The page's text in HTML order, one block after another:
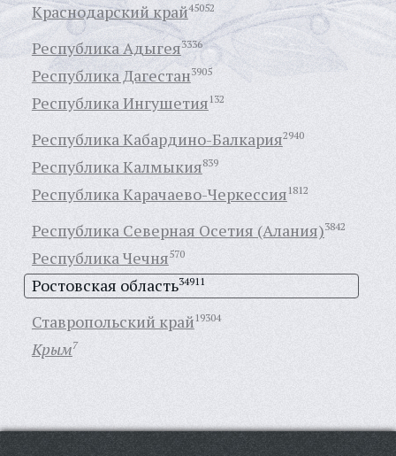
Краснодарский край45052
Республика Адыгея3336
Республика Дагестан3905
Республика Ингушетия132
Республика Кабардино-Балкария2940
Республика Калмыкия839
Республика Карачаево-Черкессия1812
Республика Северная Осетия (Алания)3842
Республика Чечня570
Ростовская область34911
Ставропольский край19304
Крым7